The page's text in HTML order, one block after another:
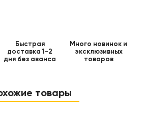
Быстрая
доставка 1-2
дня без аванса
Много новинок и
эксклюзивных
товаров
товары